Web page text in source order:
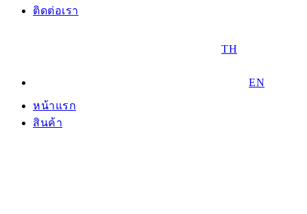
ติดต่อเรา
TH
EN
หน้าแรก
สินค้า